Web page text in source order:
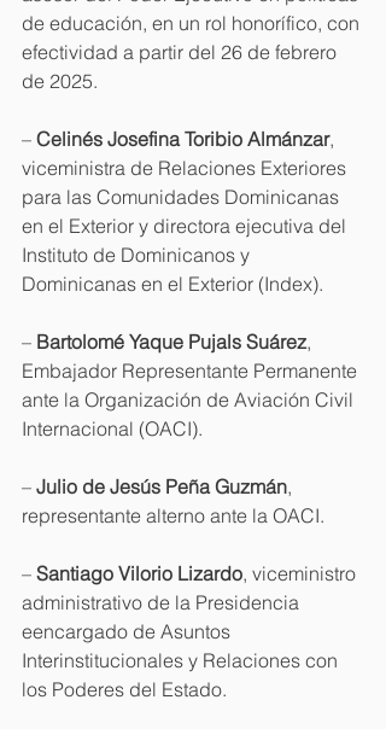
de educación, en un rol honorífico, con
efectividad a partir del 26 de febrero
de 2025.
– Celinés Josefina Toribio Almánzar,
viceministra de Relaciones Exteriores
para las Comunidades Dominicanas
en el Exterior y directora ejecutiva del
Instituto de Dominicanos y
Dominicanas en el Exterior (Index).
– Bartolomé Yaque Pujals Suárez,
Embajador Representante Permanente
ante la Organización de Aviación Civil
Internacional (OACI).
– Julio de Jesús Peña Guzmán,
representante alterno ante la OACI.
– Santiago Vilorio Lizardo, viceministro
administrativo de la Presidencia
eencargado de Asuntos
Interinstitucionales y Relaciones con
los Poderes del Estado.